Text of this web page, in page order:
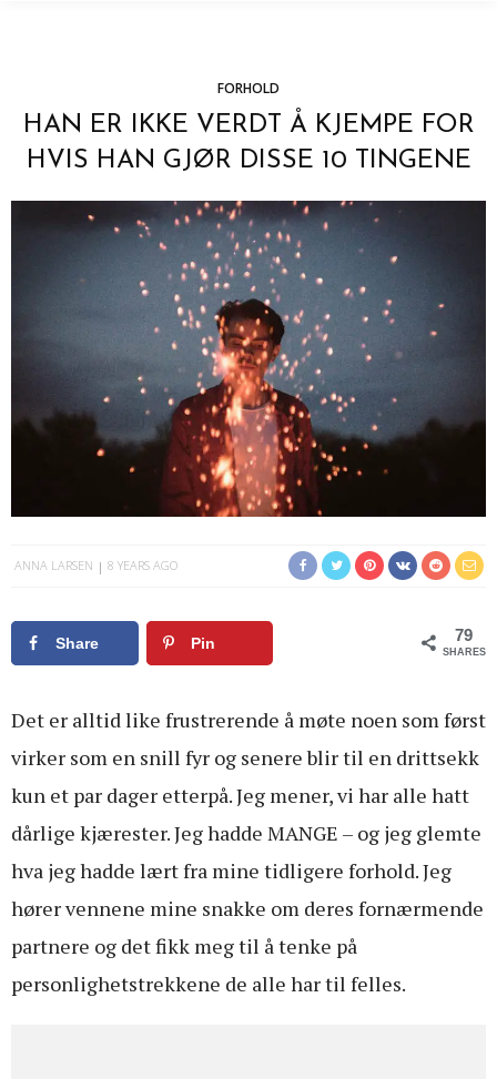
FORHOLD
HAN ER IKKE VERDT Å KJEMPE FOR
HVIS HAN GJØR DISSE 10 TINGENE
ANNA LARSEN 8 YEARS AGO
Share Pin 79
SHARES
Det er alltid like frustrerende å møte noen som først
virker som en snill fyr og senere blir til en drittsekk
kun et par dager etterpå. Jeg mener, vi har alle hatt
dårlige kjærester. Jeg hadde MANGE – og jeg glemte
hva jeg hadde lært fra mine tidligere forhold. Jeg
hører vennene mine snakke om deres fornærmende
partnere og det fikk meg til å tenke på
personlighetstrekkene de alle har til felles.